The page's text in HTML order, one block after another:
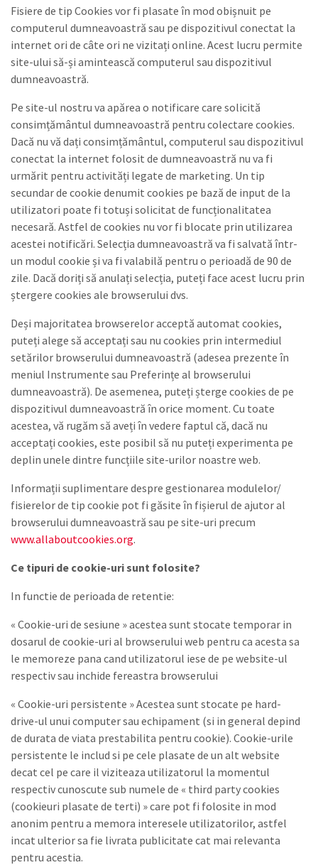
Fisiere de tip Cookies vor fi plasate în mod obișnuit pe
computerul dumneavoastră sau pe dispozitivul conectat la
internet ori de câte ori ne vizitați online. Acest lucru permite
site-ului să-și amintească computerul sau dispozitivul
dumneavoastră.
Pe site-ul nostru va apărea o notificare care solicită
consimțământul dumneavoastră pentru colectare cookies.
Dacă nu vă dați consimțământul, computerul sau dispozitivul
conectat la internet folosit de dumneavoastră nu va fi
urmărit pentru activități legate de marketing. Un tip
secundar de cookie denumit cookies pe bază de input de la
utilizatori poate fi totuși solicitat de funcționalitatea
necesară. Astfel de cookies nu vor fi blocate prin utilizarea
acestei notificări. Selecția dumneavoastră va fi salvată într-
un modul cookie și va fi valabilă pentru o perioadă de 90 de
zile. Dacă doriți să anulați selecția, puteți face acest lucru prin
ștergere cookies ale browserului dvs.
Deși majoritatea browserelor acceptă automat cookies,
puteți alege să acceptați sau nu cookies prin intermediul
setărilor browserului dumneavoastră (adesea prezente în
meniul Instrumente sau Preferințe al browserului
dumneavoastră). De asemenea, puteți șterge cookies de pe
dispozitivul dumneavoastră în orice moment. Cu toate
acestea, vă rugăm să aveți în vedere faptul că, dacă nu
acceptați cookies, este posibil să nu puteți experimenta pe
deplin unele dintre funcțiile site-urilor noastre web.
Informații suplimentare despre gestionarea modulelor/
fisierelor de tip cookie pot fi găsite în fișierul de ajutor al
browserului dumneavoastră sau pe site-uri precum
www.allaboutcookies.org.
Ce tipuri de cookie-uri sunt folosite?
In functie de perioada de retentie:
« Cookie-uri de sesiune » acestea sunt stocate temporar in
dosarul de cookie-uri al browserului web pentru ca acesta sa
le memoreze pana cand utilizatorul iese de pe website-ul
respectiv sau inchide fereastra browserului
« Cookie-uri persistente » Acestea sunt stocate pe hard-
drive-ul unui computer sau echipament (si in general depind
de durata de viata prestabilita pentru cookie). Cookie-urile
persistente le includ si pe cele plasate de un alt website
decat cel pe care il viziteaza utilizatorul la momentul
respectiv cunoscute sub numele de « third party cookies
(cookieuri plasate de terti) » care pot fi folosite in mod
anonim pentru a memora interesele utilizatorilor, astfel
incat ulterior sa fie livrata publicitate cat mai relevanta
pentru acestia.